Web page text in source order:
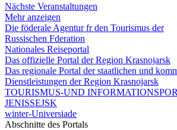
Nächste Veranstaltungen
Mehr anzeigen
Die föderale Agentur fr den Tourismus der
Russischen Fderation
Nationales Reiseportal
Das offizielle Portal der Region Krasnojarsk
Das regionale Portal der staatlichen und
Dienstleistungen der Region Krasnojarsk
TOURISMUS-UND
JENISSEJSK
winter-Universiade
Abschnitte des Portals